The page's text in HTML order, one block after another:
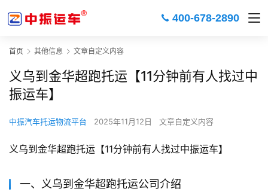
400-678-2890
首页 其他信息 文章自定义内容
义乌到金华超跑托运【11分钟前有人找过中
振运车】
中振汽车托运物流平台 2025年11月12日 文章自定义内容
义乌到金华超跑托运【11分钟前有人找过中振运车】
一、义乌到金华超跑托运公司介绍